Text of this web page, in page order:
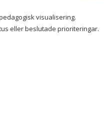
visualisering.
eller beslutade prioriteringar.